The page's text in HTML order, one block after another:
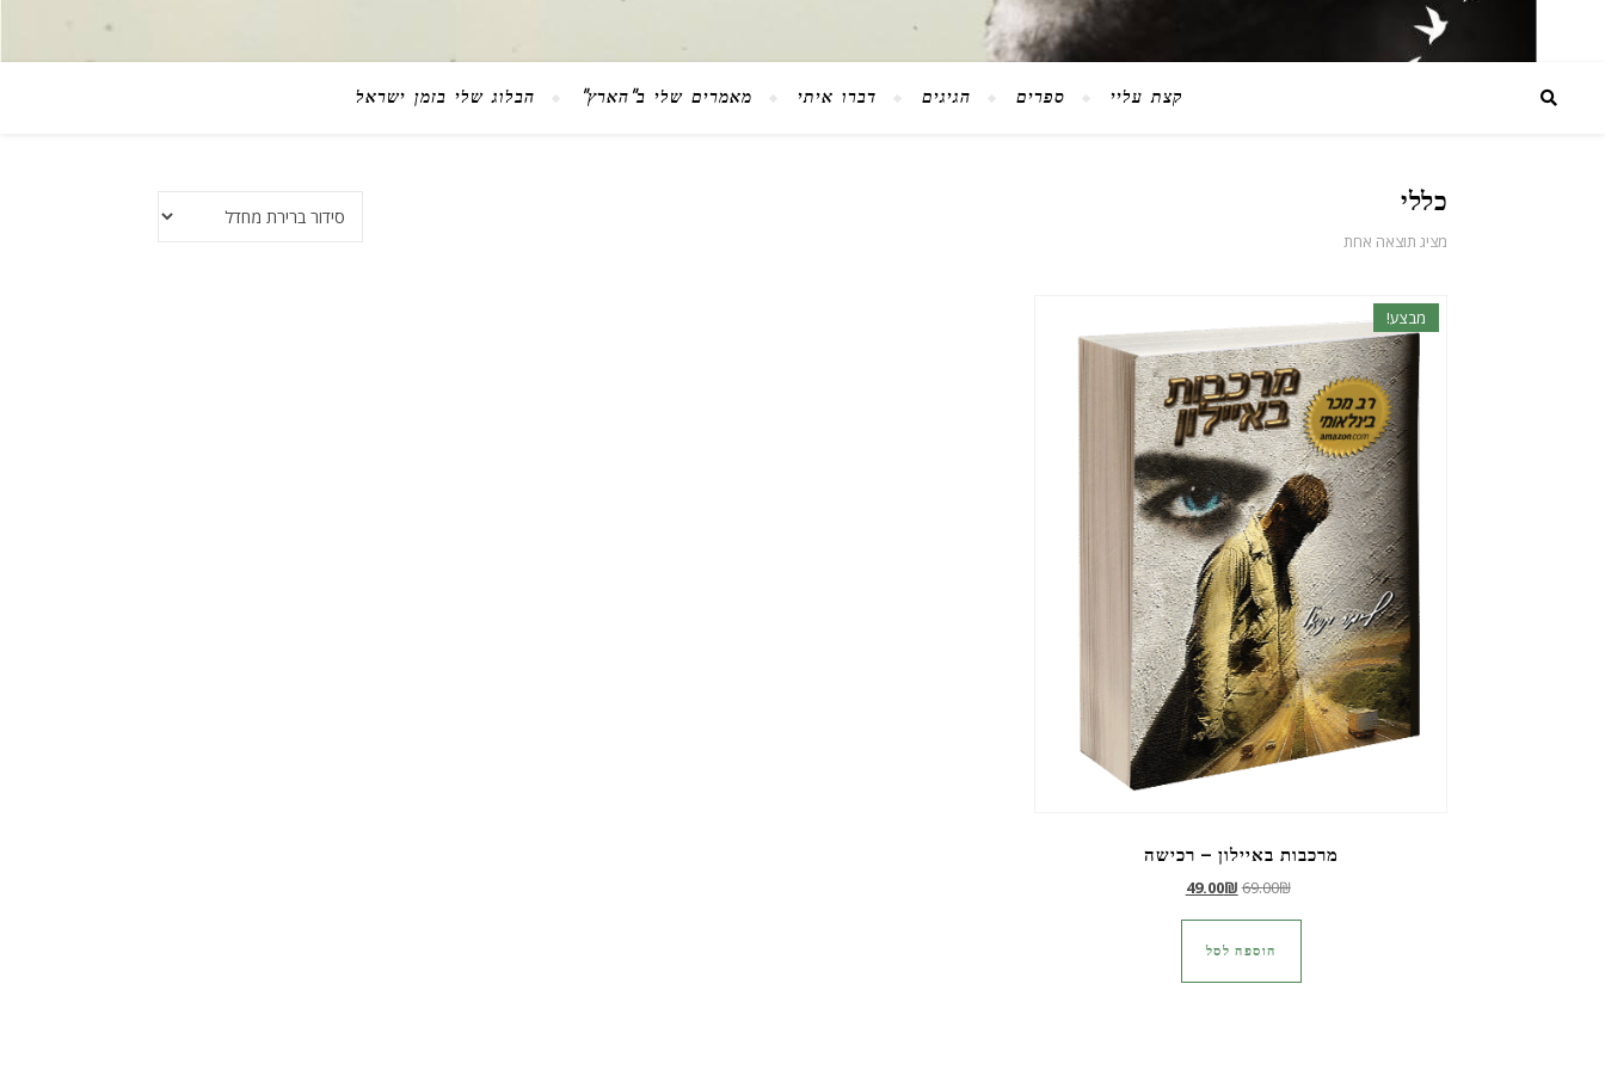
קצת עליי ספרים הגיגים דברו איתי מאמרים שלי ב"הארץ" הבלוג שלי בזמן ישראל
כללי
מציג תוצאה אחת
מבצע!
מרכבות באיילון – רכישה
69.00₪ המחיר המקורי היה: 69.00₪.
49.00₪
הוספה לסל